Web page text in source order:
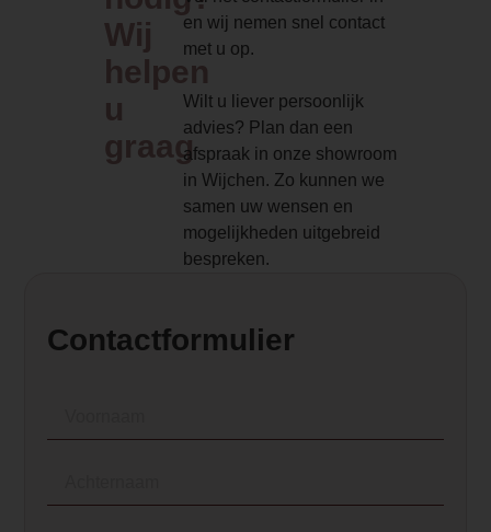
Element Builder for Description
— Please Select —
Wij
helpen
u
graag
en wij nemen snel contact
met u op.
Wilt u liever persoonlijk
advies? Plan dan een
afspraak in onze showroom
in Wijchen. Zo kunnen we
samen uw wensen en
mogelijkheden uitgebreid
bespreken.
Contactformulier